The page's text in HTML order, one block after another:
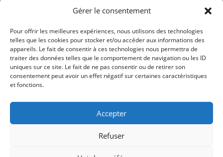
Gérer le consentement
Pour offrir les meilleures expériences, nous utilisons des technologies
telles que les cookies pour stocker et/ou accéder aux informations des
appareils. Le fait de consentir à ces technologies nous permettra de
traiter des données telles que le comportement de navigation ou les ID
uniques sur ce site. Le fait de ne pas consentir ou de retirer son
consentement peut avoir un effet négatif sur certaines caractéristiques
et fonctions.
Accepter
Refuser
112 bis rue haute de Crouin
Téléphone : 05.45.36.08.19
Mail : contact@france-rayonnage.fr
Nos autres sites du groupe :
Actilev
Bac en Plastique
Conditions générales de vente